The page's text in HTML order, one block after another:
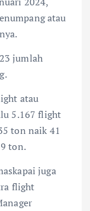
atau
jumlah
atau
5.167 flight
ton naik 41
ton.
juga
flight